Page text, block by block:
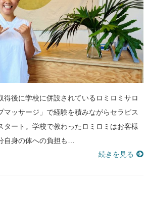
得後に学校に併設されているロミロミサロ
マッサージ」で経験を積みながらセラピス
タート。学校で教わったロミロミはお客様
自身の体への負担も…
続きを見る